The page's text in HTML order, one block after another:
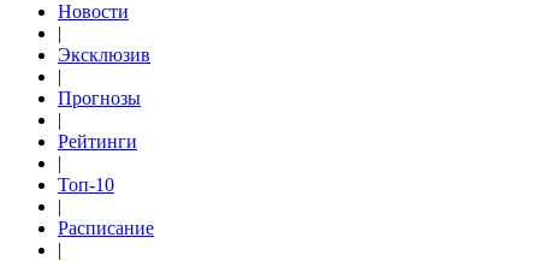
Новости
|
Эксклюзив
|
Прогнозы
|
Рейтинги
|
Топ-10
|
Расписание
|